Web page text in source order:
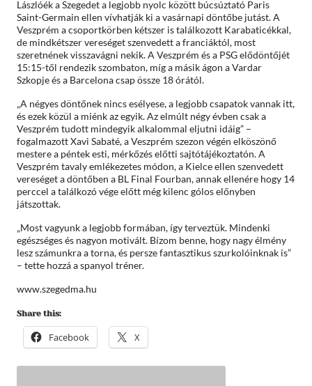
Lászlóék a Szegedet a legjobb nyolc között búcsúztató Paris
Saint-Germain ellen vívhatják ki a vasárnapi döntőbe jutást. A
Veszprém a csoportkörben kétszer is találkozott Karabaticékkal,
de mindkétszer vereséget szenvedett a franciáktól, most
szeretnének visszavágni nekik. A Veszprém és a PSG elődöntőjét
15:15-től rendezik szombaton, míg a másik ágon a Vardar
Szkopje és a Barcelona csap össze 18 órától.
„A négyes döntőnek nincs esélyese, a legjobb csapatok vannak itt,
és ezek közül a miénk az egyik. Az elmúlt négy évben csak a
Veszprém tudott mindegyik alkalommal eljutni idáig” –
fogalmazott Xavi Sabaté, a Veszprém szezon végén elköszönő
mestere a péntek esti, mérkőzés előtti sajtótájékoztatón. A
Veszprém tavaly emlékezetes módon, a Kielce ellen szenvedett
vereséget a döntőben a BL Final Fourban, annak ellenére hogy 14
perccel a találkozó vége előtt még kilenc gólos előnyben
játszottak.
„Most vagyunk a legjobb formában, így terveztük. Mindenki
egészséges és nagyon motivált. Bízom benne, hogy nagy élmény
lesz számunkra a torna, és persze fantasztikus szurkolóinknak is”
– tette hozzá a spanyol tréner.
www.szegedma.hu
Share this:
Facebook X